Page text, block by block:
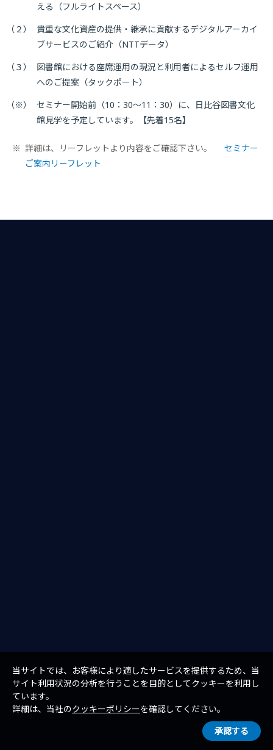
える（フルライトスペース）
（２）
貴重な文化資産の提供・継承に貢献するデジタルアーカイ
ブサービスのご紹介（NTTデータ）
（３）
図書館における座席運用の現況と利用者によるセルフ運用
へのご提案（タックポート）
（※）
セミナー開始前（10：30〜11：30）に、日比谷図書文化
館見学を予定しています。【先着15名】
※ 詳細は、リーフレットより内容をご確認下さい。
セミナー
ご案内リーフレット
当サイトでは、お客様により適したサービスを提供するため、当
サイト利用状況の分析を行うことを目的としてクッキーを利用し
ています。
詳細は、当社のクッキーポリシーを確認してください。
承認する